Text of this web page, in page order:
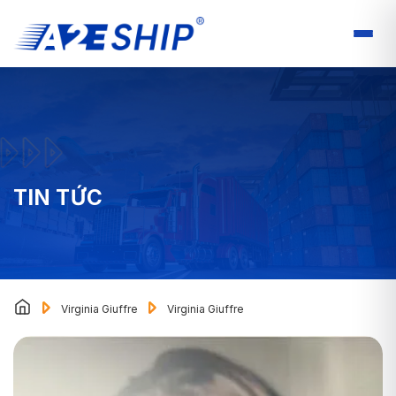
TIN TỨC
Virginia Giuffre Virginia Giuffre